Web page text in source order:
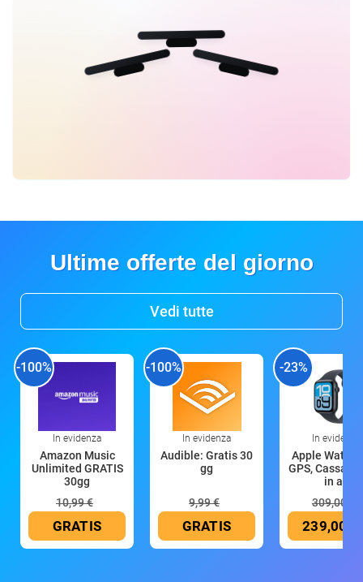
Ultime offerte del giorno
Vedi tutte
-100%
In evidenza
Amazon Music
Unlimited GRATIS
30gg
10,99 €
GRATIS
-100%
In evidenza
Audible: Gratis 30
gg
9,99 €
GRATIS
-23%
In evidenza
Apple Watch
GPS, Cassa
in all
309,00 €
239,00 €